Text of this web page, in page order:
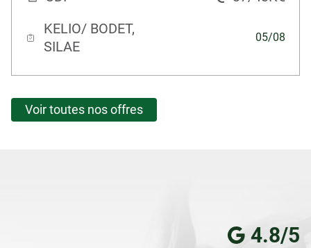
KELIO/ BODET,
SILAE
05/08
Voir toutes nos offres
4.8/5